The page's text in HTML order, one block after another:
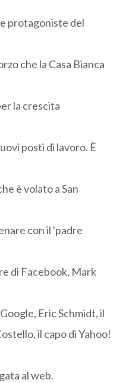
protagoniste del
che la Casa Bianca
la crescita
posti di lavoro. È
è volato a San
con il 'padre
di Facebook, Mark
Eric Schmidt, il
il capo di Yahoo!
al web.